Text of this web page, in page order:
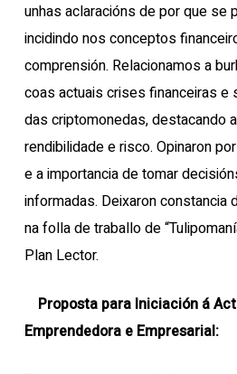
unhas aclaracións de por que se
incidindo nos conceptos
comprensión. Relacionamos a
coas actuais crises financeiras e
das criptomonedas, destacando
rendibilidade e risco. Opinaron
e a importancia de tomar
informadas. Deixaron constancia
na folla de traballo de
Plan Lector.
Proposta para Iniciación á
Emprendedora e Empresarial: